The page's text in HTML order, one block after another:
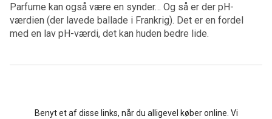
Parfume kan også være en synder… Og så er der pH-
værdien (der lavede ballade i Frankrig). Det er en fordel
med en lav pH-værdi, det kan huden bedre lide.
Benyt et af disse links, når du alligevel køber online. Vi